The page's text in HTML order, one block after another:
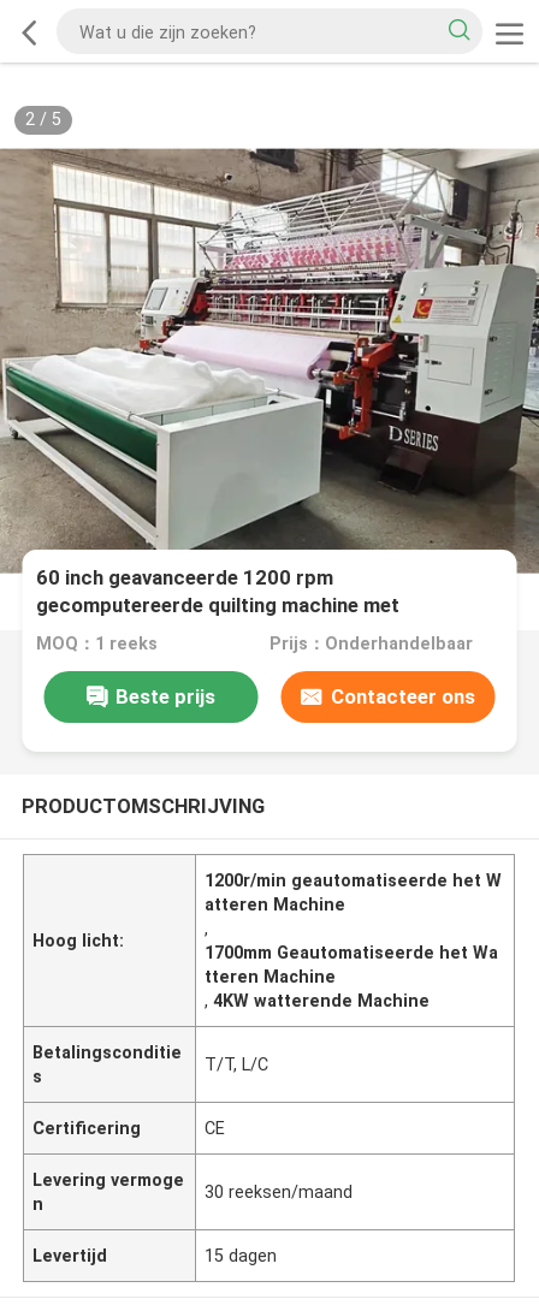
2/ 5
60 inch geavanceerde 1200 rpm
gecomputereerde quilting machine met
automatische smeer
MOQ：1 reeks Prijs：Onderhandelbaar
Beste prijs Contacteer ons
PRODUCTOMSCHRIJVING
Hoog licht:
1200r/min geautomatiseerde het W
atteren Machine
,
1700mm Geautomatiseerde het Wa
tteren Machine
,4KW watterende Machine
Betalingsconditie
s
T/T, L/C
Certificering CE
Levering vermoge
n
30 reeksen/maand
Levertijd 15 dagen